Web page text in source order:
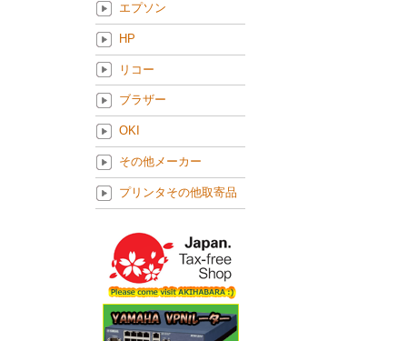
エプソン
HP
リコー
ブラザー
OKI
その他メーカー
プリンタその他取寄品